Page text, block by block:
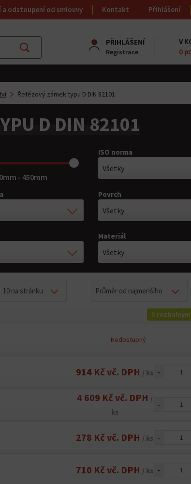
a odstoupení od smlouvy Kontakt Přihlášení
Najít
PŘIHLÁŠENÍ
Registrace
V
0
Řetězový zámek typu D DIN 82101
D DIN 82101
0mm - 450mm
ISO norma
Všetky
Povrch
Všetky
Materiál
Všetky
10 na stránku Průměr od najmenšího
S rozbalným
Nedostupný
914 Kč vč. DPH / ks -
4 609 Kč vč. DPH /
ks
-
278 Kč vč. DPH / ks -
710 Kč vč. DPH / ks -